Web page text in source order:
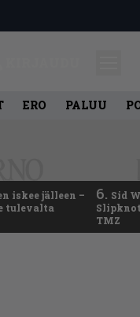
ERO PALUU
iskee jälleen –
tulevalta
6. Sid
TMZ